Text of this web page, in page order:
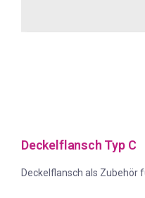
Deckelflansch Typ C
Deckelflansch als Zubehör